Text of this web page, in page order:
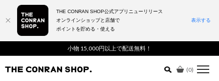
小物 15,000円以上で配送無料！
(0)
詳細検索はこちら
THE CONRAN SHOP公式アプリニューリリース
オンラインショップと店舗で
ポイントを貯める・使える
表示する